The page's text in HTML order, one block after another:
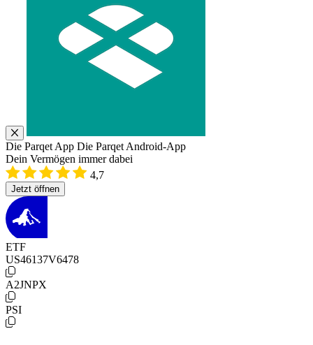
Die Parqet App Die Parqet Android-App
Dein Vermögen immer dabei
4,7
Jetzt öffnen
ETF
US46137V6478
A2JNPX
PSI